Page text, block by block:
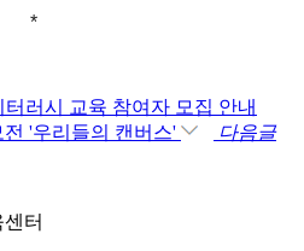
*
터러시 교육 참여자 모집 안내
'우리들의 캔버스'
다음글